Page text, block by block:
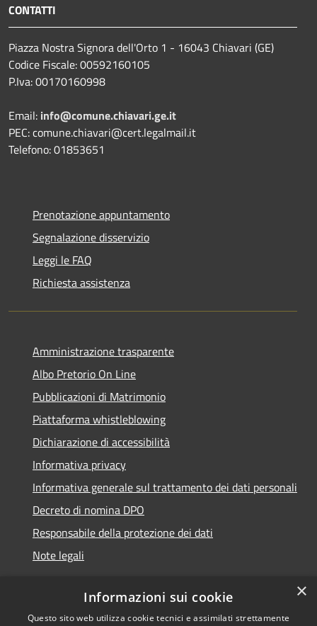
CONTATTI
Piazza Nostra Signora dell'Orto 1 - 16043 Chiavari (GE)
Codice Fiscale: 00592160105
P.Iva: 00170160998
Email: info@comune.chiavari.ge.it
PEC: comune.chiavari@cert.legalmail.it
Telefono: 01853651
Prenotazione appuntamento
Segnalazione disservizio
Leggi le FAQ
Richiesta assistenza
Amministrazione trasparente
Albo Pretorio On Line
Pubblicazioni di Matrimonio
Piattaforma whistleblowing
Dichiarazione di accessibilità
Informativa privacy
Informativa generale sul trattamento dei dati personali
Decreto di nomina DPO
Responsabile della protezione dei dati
Note legali
×
Informazioni sui cookie
Questo sito web utilizza cookie tecnici e assimilati strettamente